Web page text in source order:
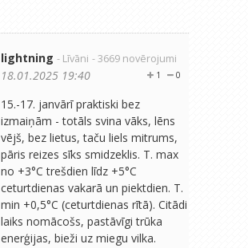
lightning - Līvāni - 3669 novērojumi
0
1
18.01.2025 19:40
15.-17. janvārī praktiski bez
izmaiņām - totāls svina vāks, lēns
vējš, bez lietus, taču liels mitrums,
pāris reizes sīks smidzeklis. T. max
no +3°C trešdien līdz +5°C
ceturtdienas vakarā un piektdien. T.
min +0,5°C (ceturtdienas rītā). Citādi
laiks nomācošs, pastāvīgi trūka
enerģijas, bieži uz miegu vilka.